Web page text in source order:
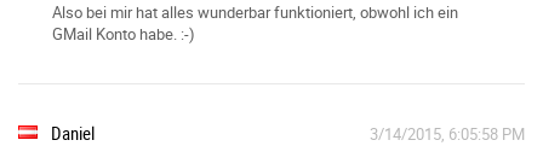
Also bei mir hat alles wunderbar funktioniert, obwohl ich ein
GMail Konto habe. :-)
Daniel 3/14/2015, 6:05:58 PM